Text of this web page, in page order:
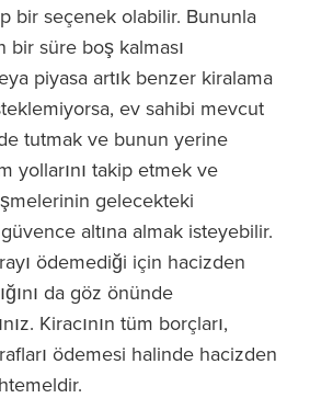
bir seçenek olabilir. Bununla
bir süre boş kalması
piyasa artık benzer kiralama
ev sahibi mevcut
tutmak ve bunun yerine
yollarını takip etmek ve
gelecekteki
altına almak isteyebilir.
ödemediği için hacizden
da göz önünde
Kiracının tüm borçları,
ödemesi halinde hacizden